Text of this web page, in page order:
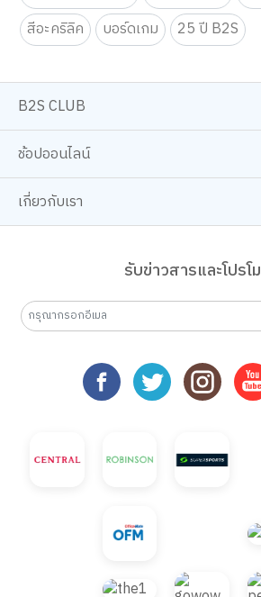
สีอะคริลิค
บอร์ดเกม 25 ปี B2S
B2S CLUB
ช้อปออนไลน์
เกี่ยวกับเรา
รับข่าวสารและโปรโ